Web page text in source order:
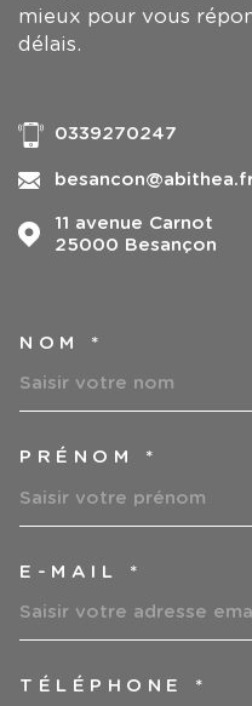
mieux pour vous
délais.
0339270247
11 avenue Carnot
25000
Besançon
NOM *
PRÉNOM *
E-MAIL *
TÉLÉPHONE *